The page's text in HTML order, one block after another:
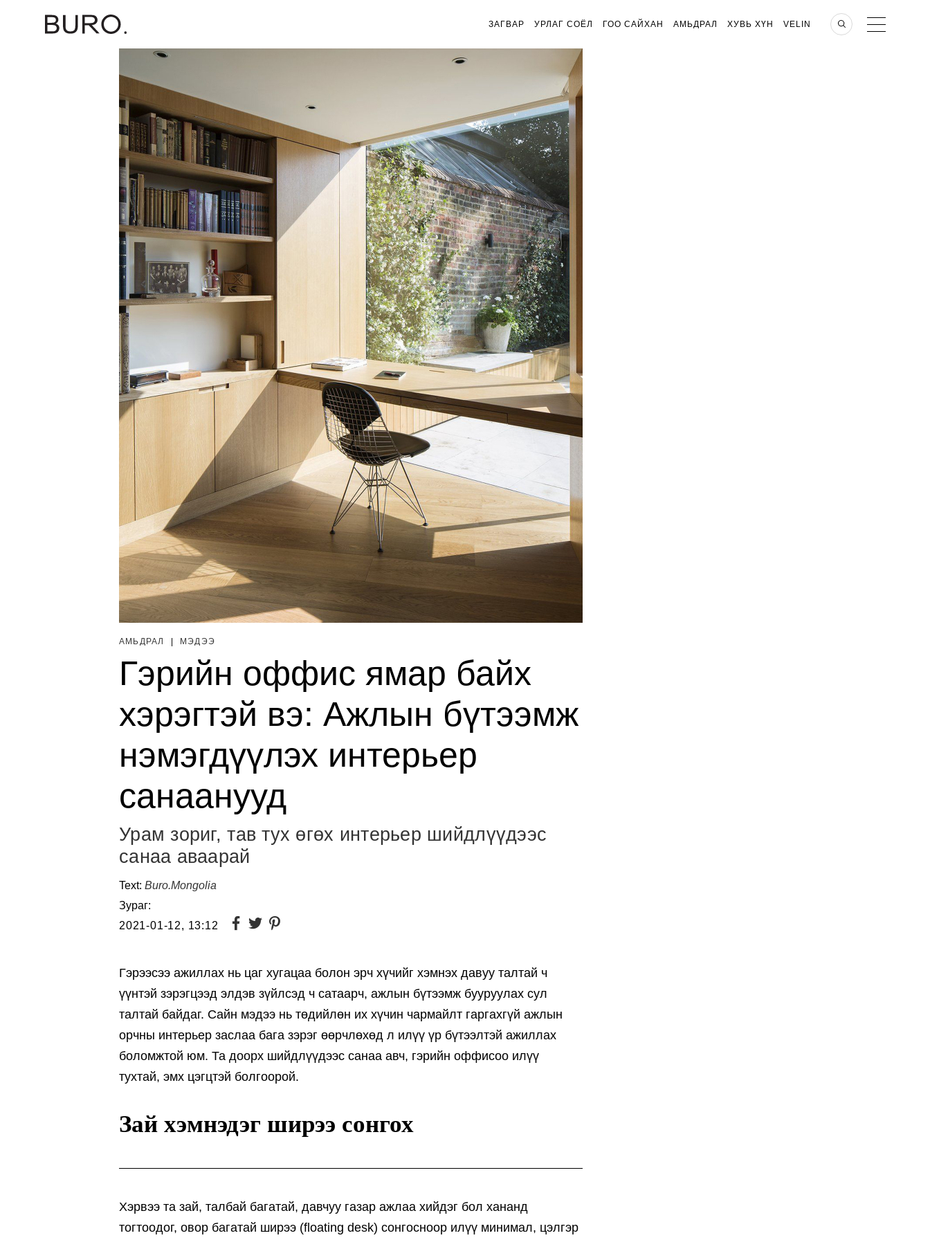
ЗАГВАР УРЛАГ СОЁЛ ГОО САЙХАН АМЬДРАЛ ХУВЬ ХҮН VELIN
АМЬДРАЛ МЭДЭЭ
Гэрийн оффис ямар байх
хэрэгтэй вэ: Ажлын бүтээмж
нэмэгдүүлэх интерьер
санаанууд
Урам зориг, тав тух өгөх интерьер шийдлүүдээс
санаа аваарай
Text: Buro.Mongolia
Зураг:
2021-01-12, 13:12
Гэрээсээ ажиллах нь цаг хугацаа болон эрч хүчийг хэмнэх давуу талтай ч
үүнтэй зэрэгцээд элдэв зүйлсэд ч сатаарч, ажлын бүтээмж бууруулах сул
талтай байдаг. Сайн мэдээ нь төдийлөн их хүчин чармайлт гаргахгүй ажлын
орчны интерьер заслаа бага зэрэг өөрчлөхөд л илүү үр бүтээлтэй ажиллах
боломжтой юм. Та доорх шийдлүүдээс санаа авч, гэрийн оффисоо илүү
тухтай, эмх цэгцтэй болгоорой.
Зай хэмнэдэг ширээ сонгох
Хэрвээ та зай, талбай багатай, давчуу газар ажлаа хийдэг бол хананд
тогтоодог, овор багатай ширээ (floating desk) сонгосноор илүү минимал, цэлгэр